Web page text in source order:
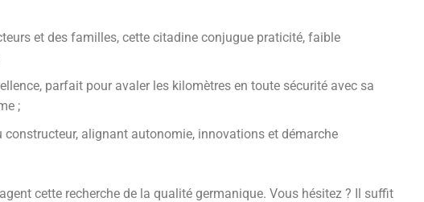
et des familles, cette citadine conjugue praticité, faible
parfait pour avaler les kilomètres en toute sécurité avec sa
;
constructeur, alignant autonomie, innovations et démarche
cette recherche de la qualité germanique. Vous hésitez ? Il suffit